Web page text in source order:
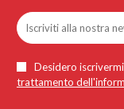
Desidero
trattamento